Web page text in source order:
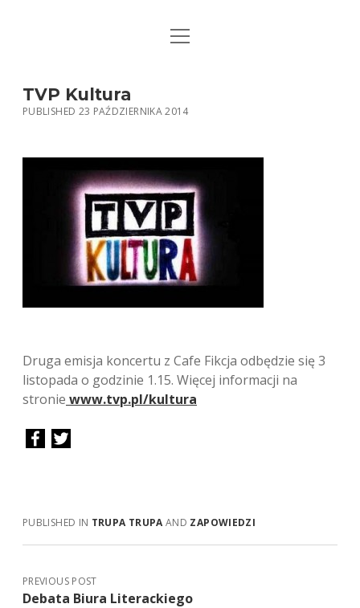
STRONA GŁÓWNA
MUZYKA
BIO / KONTAKT
open
TVP Kultura
PUBLISHED 23 PAŹDZIERNIKA 2014
Druga emisja koncertu z Cafe Fikcja odbędzie się 3
listopada o godzinie 1.15. Więcej informacji na
stronie www.tvp.pl/kultura
PUBLISHED IN TRUPA TRUPAAND ZAPOWIEDZI
PREVIOUS POST
Debata Biura Literackiego